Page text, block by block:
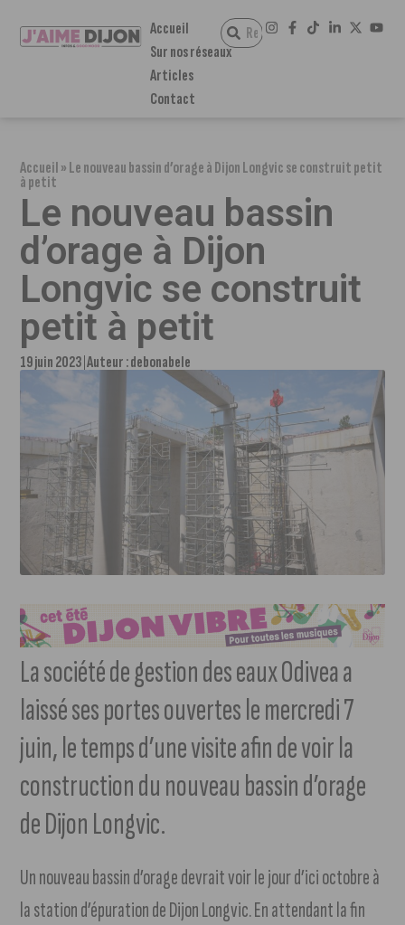
Accueil
Sur nos réseaux
Articles
Contact
Accueil»Le nouveau bassin d’orage à Dijon Longvic se construit petit
à petit
Le nouveau bassin
d’orage à Dijon
Longvic se construit
petit à petit
19 juin 2023 Auteur :debonabele
La société de gestion des eaux Odivea a
laissé ses portes ouvertes le mercredi 7
juin, le temps d’une visite afin de voir la
construction du nouveau bassin d’orage
de Dijon Longvic.
Un nouveau bassin d’orage devrait voir le jour d’ici octobre à
la station d’épuration de Dijon Longvic. En attendant la fin